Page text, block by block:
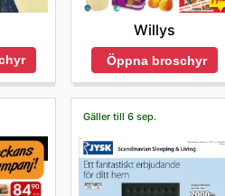
Willys
Öppna broschyr
Gäller till 6 sep.